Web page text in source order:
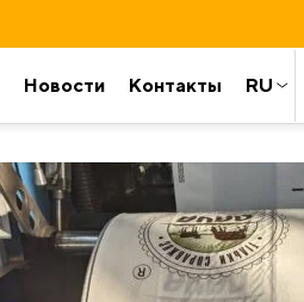
Новости Контакты RU